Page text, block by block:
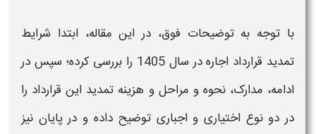
با توجه به توضیحات فوق، در این مقاله، ابتدا شرایط
تمدید قرارداد اجاره در سال 1405
را بررسی کرده؛ سپس در
ادامه، مدارک، نحوه و مراحل و هزینه تمدید این قرارداد را
در دو نوع اختیاری و اجباری توضیح داده و در پایان نیز